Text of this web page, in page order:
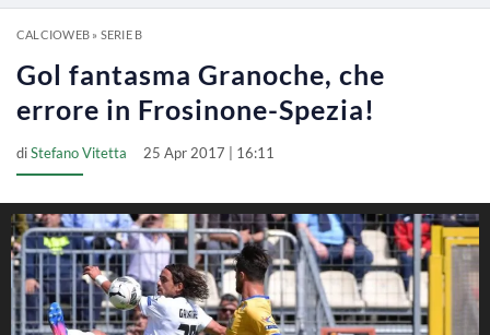
CALCIOWEB» SERIE B
Gol fantasma Granoche, che
errore in Frosinone-Spezia!
diStefano Vitetta 25 Apr 2017 | 16:11